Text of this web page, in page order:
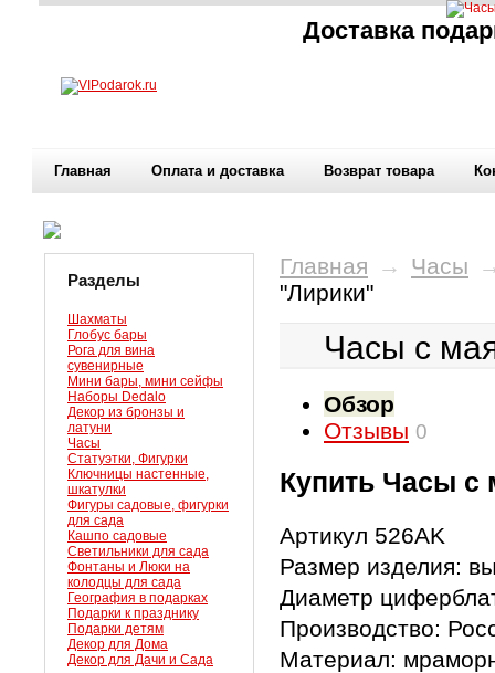
Доставка
Главная Оплата и доставка Возврат товара
Разделы
Шахматы
Глобус бары
Рога для вина
сувенирные
Мини бары, мини сейфы
Наборы Dedalo
Декор из бронзы и
латуни
Часы
Статуэтки, Фигурки
Ключницы настенные,
шкатулки
Фигуры садовые, фигурки
для сада
Кашпо садовые
Светильники для сада
Фонтаны и Люки на
колодцы для сада
География в подарках
Подарки к празднику
Подарки детям
Декор для Дома
Декор для Дачи и Сада
Главная → Часы
"Лирики"
Часы с
Обзор
Отзывы 0
Купить Часы с
Артикул 526AK
Размер изделия:
Диаметр
Производство:
Материал: